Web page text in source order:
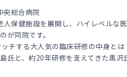
央総合病院
保健施設を展開し、ハイレベルな
が同院です。
チする大人気の臨床研修の中身とは
氏と、約20年研修を支えてきた黒沢